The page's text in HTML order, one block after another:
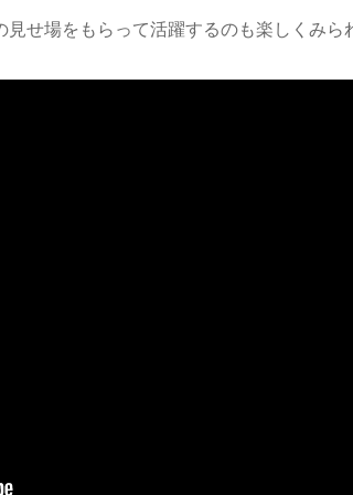
せ場をもらって活躍するのも楽しくみら